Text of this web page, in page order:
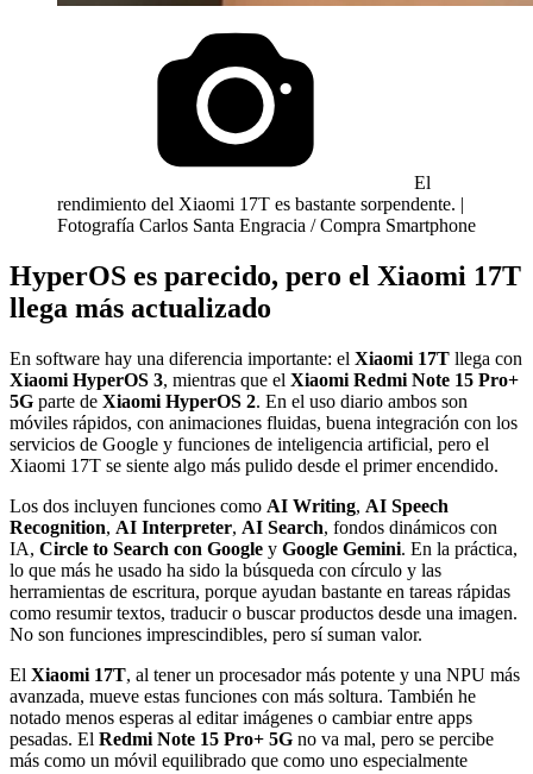
El
rendimiento del Xiaomi 17T es bastante sorpendente. |
Fotografía Carlos Santa Engracia / Compra Smartphone
HyperOS es parecido, pero el Xiaomi 17T
llega más actualizado
En software hay una diferencia importante: el Xiaomi 17T llega con
Xiaomi HyperOS 3, mientras que el Xiaomi Redmi Note 15 Pro+
5G parte de Xiaomi HyperOS 2. En el uso diario ambos son
móviles rápidos, con animaciones fluidas, buena integración con los
servicios de Google y funciones de inteligencia artificial, pero el
Xiaomi 17T se siente algo más pulido desde el primer encendido.
Los dos incluyen funciones como AI Writing, AI Speech
Recognition, AI Interpreter, AI Search, fondos dinámicos con
IA, Circle to Search con Google y Google Gemini. En la práctica,
lo que más he usado ha sido la búsqueda con círculo y las
herramientas de escritura, porque ayudan bastante en tareas rápidas
como resumir textos, traducir o buscar productos desde una imagen.
No son funciones imprescindibles, pero sí suman valor.
El Xiaomi 17T, al tener un procesador más potente y una NPU más
avanzada, mueve estas funciones con más soltura. También he
notado menos esperas al editar imágenes o cambiar entre apps
pesadas. El Redmi Note 15 Pro+ 5G no va mal, pero se percibe
más como un móvil equilibrado que como uno especialmente